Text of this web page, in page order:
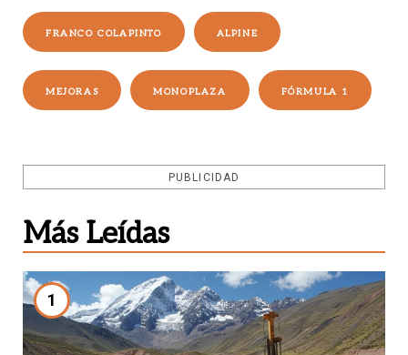
FRANCO COLAPINTO ALPINE
MEJORAS MONOPLAZA FÓRMULA 1
PUBLICIDAD
Más Leídas
1